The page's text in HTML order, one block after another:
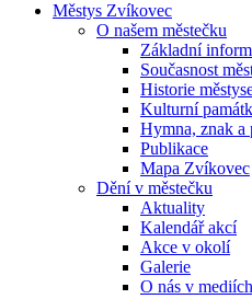
Městys Zvíkovec
O našem městečku
Základní
Současnost
Historie
Kulturní
Hymna, znak a
Publikace
Mapa Zvíkovec
Dění v městečku
Aktuality
Kalendář akcí
Akce v okolí
Galerie
O nás v mediích